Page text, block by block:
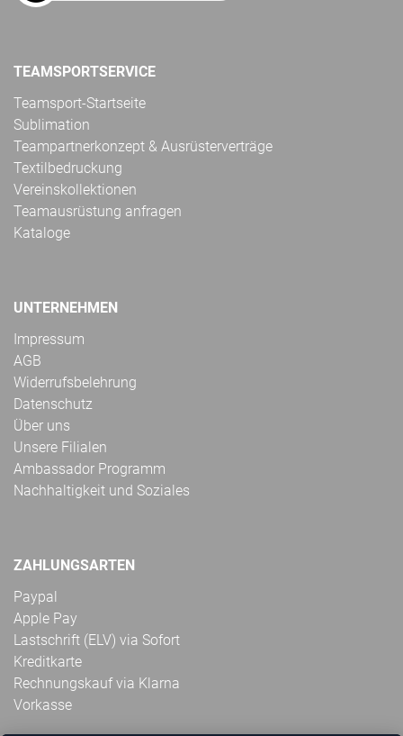
TEAMSPORTSERVICE
Teamsport-Startseite
Sublimation
Teampartnerkonzept & Ausrüsterverträge
Textilbedruckung
Vereinskollektionen
Teamausrüstung anfragen
Kataloge
UNTERNEHMEN
Impressum
AGB
Widerrufsbelehrung
Datenschutz
Über uns
Unsere Filialen
Ambassador Programm
Nachhaltigkeit und Soziales
ZAHLUNGSARTEN
Paypal
Apple Pay
Lastschrift (ELV) via Sofort
Kreditkarte
Rechnungskauf via Klarna
Vorkasse